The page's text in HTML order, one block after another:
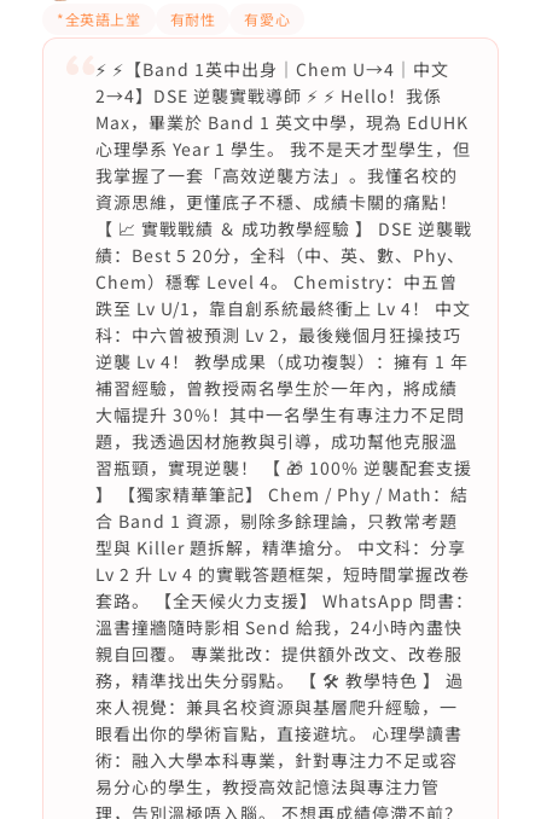
*全英語上堂 有耐性 有愛心
⚡ ⚡【Band 1英中出身｜Chem U→4｜中文
2→4】DSE 逆襲實戰導師 ⚡ ⚡ Hello！我係
Max，畢業於 Band 1 英文中學，現為 EdUHK
心理學系 Year 1 學生。 我不是天才型學生，但
我掌握了一套「高效逆襲方法」。我懂名校的
資源思維，更懂底子不穩、成績卡關的痛點！
【 📈 實戰戰績 ＆ 成功教學經驗 】 DSE 逆襲戰
績：Best 5 20分，全科（中、英、數、Phy、
Chem）穩奪 Level 4。 Chemistry：中五曾
跌至 Lv U/1，靠自創系統最終衝上 Lv 4！ 中文
科：中六曾被預測 Lv 2，最後幾個月狂操技巧
逆襲 Lv 4！ 教學成果（成功複製）：擁有 1 年
補習經驗，曾教授兩名學生於一年內，將成績
大幅提升 30%！其中一名學生有專注力不足問
題，我透過因材施教與引導，成功幫他克服溫
習瓶頸，實現逆襲！ 【 🎁 100% 逆襲配套支援
】 【獨家精華筆記】 Chem / Phy / Math：結
合 Band 1 資源，剔除多餘理論，只教常考題
型與 Killer 題拆解，精準搶分。 中文科：分享
Lv 2 升 Lv 4 的實戰答題框架，短時間掌握改卷
套路。 【全天候火力支援】 WhatsApp 問書：
溫書撞牆隨時影相 Send 給我，24小時內盡快
親自回覆。 專業批改：提供額外改文、改卷服
務，精準找出失分弱點。 【 🛠️ 教學特色 】 過
來人視覺：兼具名校資源與基層爬升經驗，一
眼看出你的學術盲點，直接避坑。 心理學讀書
術：融入大學本科專業，針對專注力不足或容
易分心的學生，教授高效記憶法與專注力管
理，告別溫極唔入腦。 不想再成績停滯不前？